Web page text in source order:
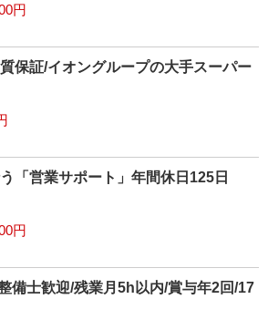
円
保証/イオングループの大手スーパー
「営業サポート」年間休日125日
円
備士歓迎/残業月5h以内/賞与年2回/17